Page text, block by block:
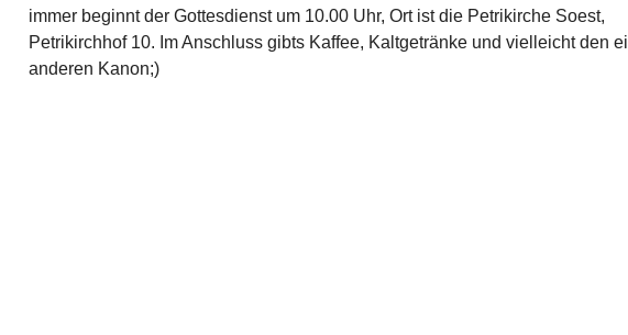
immer beginnt der Gottesdienst um 10.00 Uhr, Ort ist die Petrikirche Soest,
Petrikirchhof 10. Im Anschluss gibts Kaffee, Kaltgetränke und vielleicht den
anderen Kanon;)